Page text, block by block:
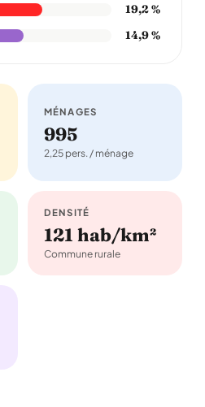
19,2 %
14,9 %
MÉNAGES
995
2,25 pers. / ménage
DENSITÉ
121 hab/km²
Commune rurale